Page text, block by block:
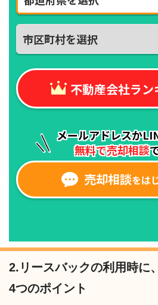
2.リースバックの利用時に
4つのポイント